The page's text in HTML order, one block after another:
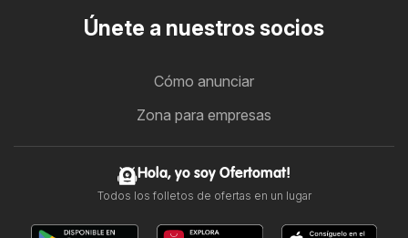
Únete a nuestros socios
Cómo anunciar
Zona para empresas
Hola, yo soy Ofertomat!
Todos los folletos de ofertas en un lugar